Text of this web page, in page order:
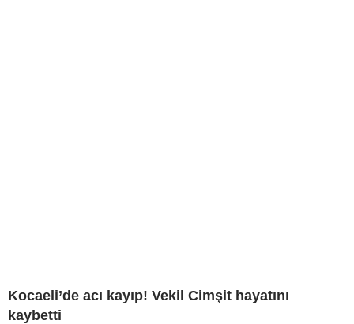
Kocaeli’de acı kayıp! Vekil Cimşit hayatını
kaybetti